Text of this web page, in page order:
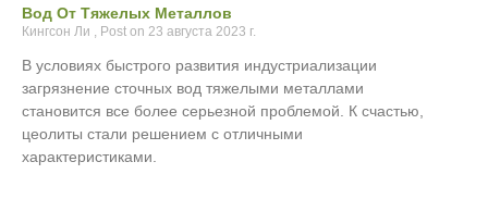
Вод От Тяжелых Металлов
Кингсон Ли 23 августа 2023 г.
В условиях быстрого развития индустриализации
загрязнение сточных вод тяжелыми металлами
становится все более серьезной проблемой. К счастью,
цеолиты стали решением с отличными
характеристиками.